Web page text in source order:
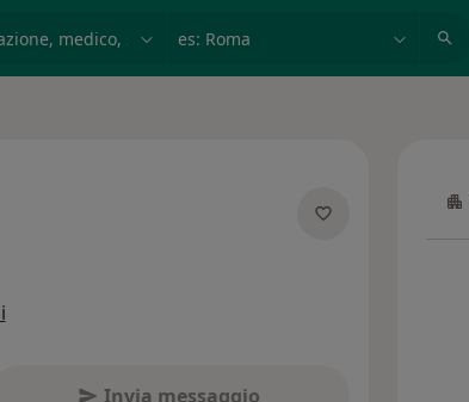
Invia messaggio